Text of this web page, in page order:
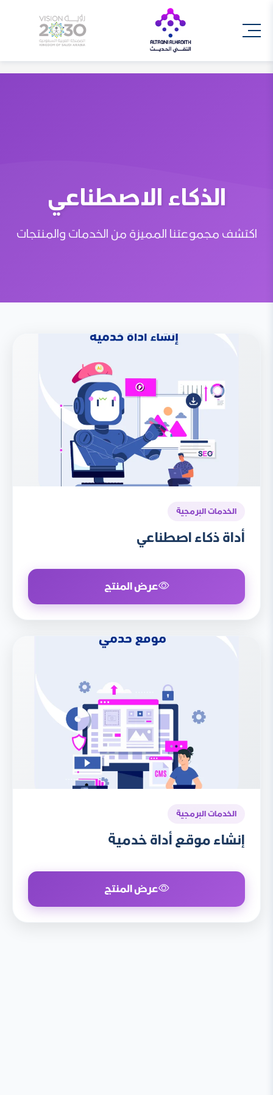
الذكاء الاصطناعي
اكتشف مجموعتنا المميزة من الخدمات والمنتجات
الخدمات البرمجية
أداة ذكاء اصطناعي
عرض المنتج
الخدمات البرمجية
إنشاء موقع أداة خدمية
عرض المنتج